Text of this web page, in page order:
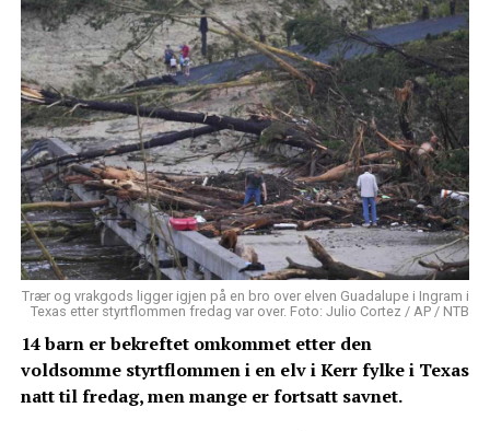
Trær og vrakgods ligger igjen på en bro over elven Guadalupe i Ingram i
Texas etter styrtflommen fredag var over. Foto: Julio Cortez / AP / NTB
14 barn er bekreftet omkommet etter den
voldsomme styrtflommen i en elv i Kerr fylke i Texas
natt til fredag, men mange er fortsatt savnet.